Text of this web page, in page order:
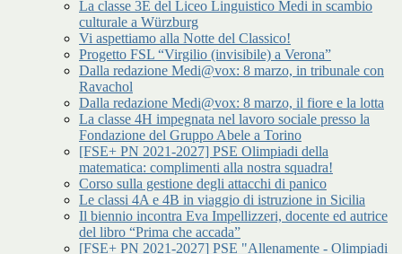
La classe 3E del Liceo Linguistico Medi in scambio
culturale a Würzburg
Vi aspettiamo alla Notte del Classico!
Progetto FSL “Virgilio (invisibile) a Verona”
Dalla redazione Medi@vox: 8 marzo, in tribunale con
Ravachol
Dalla redazione Medi@vox: 8 marzo, il fiore e la lotta
La classe 4H impegnata nel lavoro sociale presso la
Fondazione del Gruppo Abele a Torino
[FSE+ PN 2021-2027] PSE Olimpiadi della
matematica: complimenti alla nostra squadra!
Corso sulla gestione degli attacchi di panico
Le classi 4A e 4B in viaggio di istruzione in Sicilia
Il biennio incontra Eva Impellizzeri, docente ed autrice
del libro “Prima che accada”
[FSE+ PN 2021-2027] PSE "Allenamente - Olimpiadi